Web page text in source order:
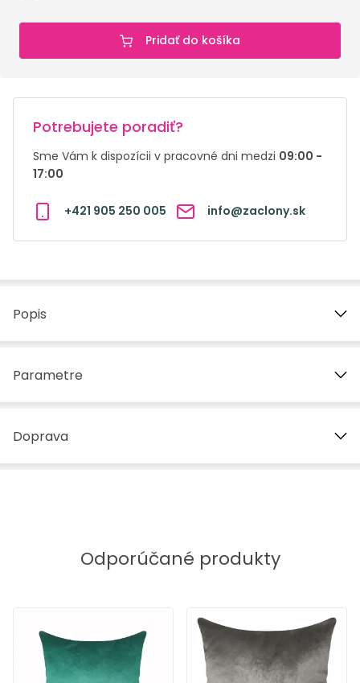
Pridať do košíka
Potrebujete poradiť?
Sme Vám k dispozícii v pracovné dni medzi 09:00 -
17:00
+421 905 250 005 info@zaclony.sk
Popis
Parametre
Doprava
Odporúčané produkty